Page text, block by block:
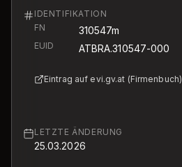
IDENTIFIKATION
FN
310547m
EUID ATBRA.310547-000
Eintrag auf evi.gv.at (Firmenbuch)
LETZTE ÄNDERUNG
25.03.2026